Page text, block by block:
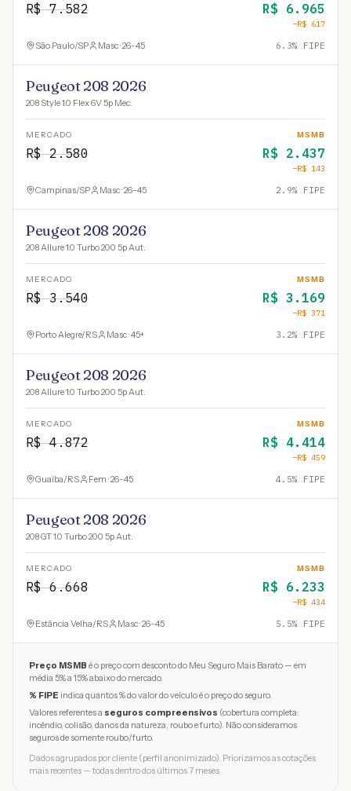
R$7.582 R$ 6.965
−R$ 617
São Paulo/SP Masc · 26-45 6.3% FIPE
Peugeot 208 2026
208 Style 1.0 Flex 6V 5p Mec.
MERCADO
R$2.580
MSMB
R$ 2.437
−R$ 143
Campinas/SP Masc · 26-45 2.9% FIPE
Peugeot 208 2026
208 Allure 1.0 Turbo 200 5p Aut.
MERCADO
R$3.540
MSMB
R$ 3.169
−R$ 371
Porto Alegre/RS Masc · 45+ 3.2% FIPE
Peugeot 208 2026
208 Allure 1.0 Turbo 200 5p Aut.
MERCADO
R$4.872
MSMB
R$ 4.414
−R$ 459
Guaíba/RS Fem · 26-45 4.5% FIPE
Peugeot 208 2026
208 GT 1.0 Turbo 200 5p Aut.
MERCADO
R$6.668
MSMB
R$ 6.233
−R$ 434
Estância Velha/RS Masc · 26-45 5.5% FIPE
Preço MSMB é o preço com desconto do Meu Seguro Mais Barato — em
média 5% a 15% abaixo do mercado.
% FIPE indica quantos % do valor do veículo é o preço do seguro.
Valores referentes a seguros compreensivos (cobertura completa:
incêndio, colisão, danos da natureza, roubo e furto). Não consideramos
seguros de somente roubo/furto.
Dados agrupados por cliente (perfil anonimizado). Priorizamos as cotações
mais recentes — todas dentro dos últimos 7 meses.